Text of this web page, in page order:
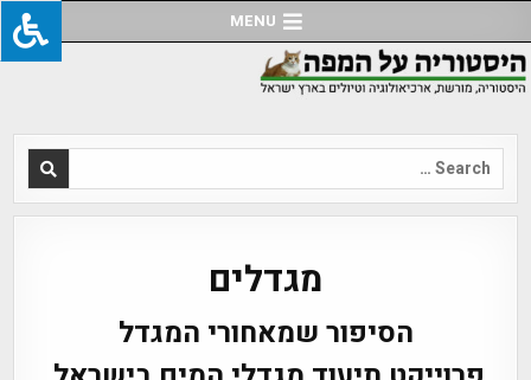
to
content
MENU
Search
for:
מגדלים
הסיפור שמאחורי המגדל